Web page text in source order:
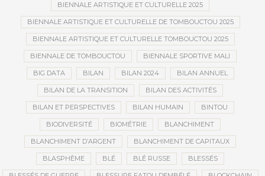
BIENNALE ARTISTIQUE ET CULTURELLE 2025
BIENNALE ARTISTIQUE ET CULTURELLE DE TOMBOUCTOU 2025
BIENNALE ARTISTIQUE ET CULTURELLE TOMBOUCTOU 2025
BIENNALE DE TOMBOUCTOU BIENNALE SPORTIVE MALI
BIG DATA BILAN BILAN 2024 BILAN ANNUEL
BILAN DE LA TRANSITION BILAN DES ACTIVITÉS
BILAN ET PERSPECTIVES BILAN HUMAIN BINTOU
BIODIVERSITÉ BIOMÉTRIE BLANCHIMENT
BLANCHIMENT D’ARGENT BLANCHIMENT DE CAPITAUX
BLASPHÈME BLÉ BLÉ RUSSE BLESSÉS